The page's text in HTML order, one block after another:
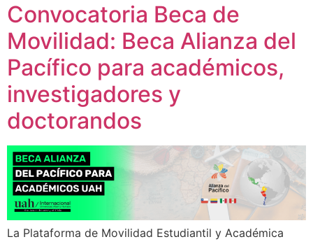
Convocatoria Beca de
Movilidad: Beca Alianza del
Pacífico para académicos,
investigadores y
doctorandos
La Plataforma de Movilidad Estudiantil y Académica